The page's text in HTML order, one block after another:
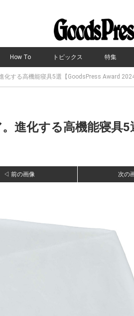
How To トピックス 特集
化する高機能寝具5選【GoodsPress Award 2024
進化する高機能寝具
◁ 前の画像 次の